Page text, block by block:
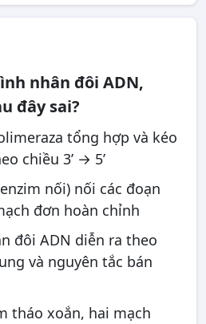
nhân đôi ADN,
đây sai?
tổng hợp và kéo
chiều 3’ → 5’
nối) nối các đoạn
đơn hoàn chỉnh
đôi ADN diễn ra theo
và nguyên tắc bán
tháo xoắn, hai mạch